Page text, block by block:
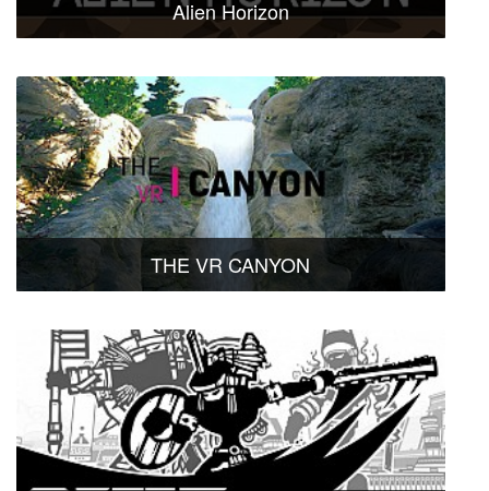
Alien Horizon
THE VR CANYON